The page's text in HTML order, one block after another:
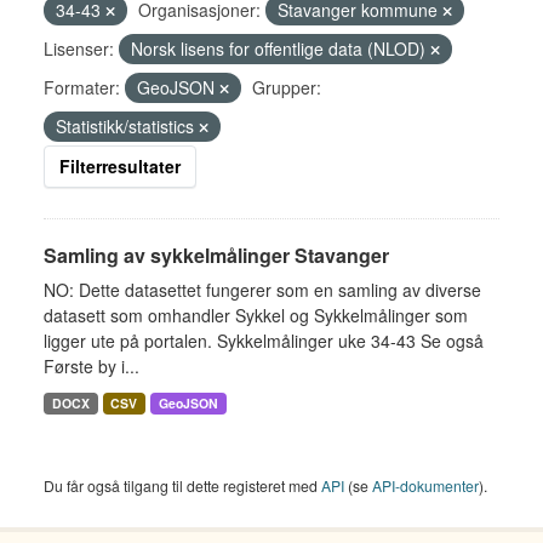
34-43
Organisasjoner:
Stavanger kommune
Lisenser:
Norsk lisens for offentlige data (NLOD)
Formater:
GeoJSON
Grupper:
Statistikk/statistics
Filterresultater
Samling av sykkelmålinger Stavanger
NO: Dette datasettet fungerer som en samling av diverse
datasett som omhandler Sykkel og Sykkelmålinger som
ligger ute på portalen. Sykkelmålinger uke 34-43 Se også
Første by i...
DOCX CSV GeoJSON
Du får også tilgang til dette registeret med API (seAPI-dokumenter).